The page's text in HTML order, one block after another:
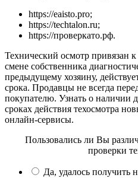
https://eaisto.pro;
https://techtalon.ru;
https://проверкато.рф.
Технический осмотр привязан
смене собственника
предыдущему хозяину,
срока. Продавцы не всегда
покупателю. Узнать о наличии
сроках действия техосмотра
онлайн-сервисы.
Пользовались ли Вы
проверки
Да, удалось